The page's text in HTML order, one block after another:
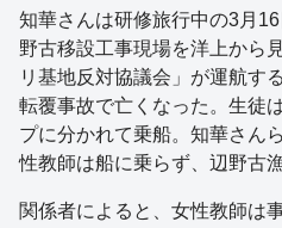
知華さんは研修旅行中の3月
野古移設工事現場を洋上から
リ基地反対協議会」が運航す
転覆事故で亡くなった。生徒
プに分かれて乗船。知華さん
性教師は船に乗らず、辺野古
関係者によると、女性教師は